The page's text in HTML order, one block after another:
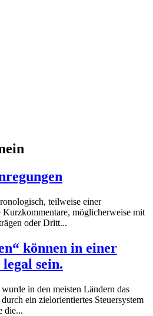
teilweise einer
möglicherweise mit
oder Dritt...
können in einer
sein.
in den meisten Ländern das
ein zielorientiertes Steuersystem
die...